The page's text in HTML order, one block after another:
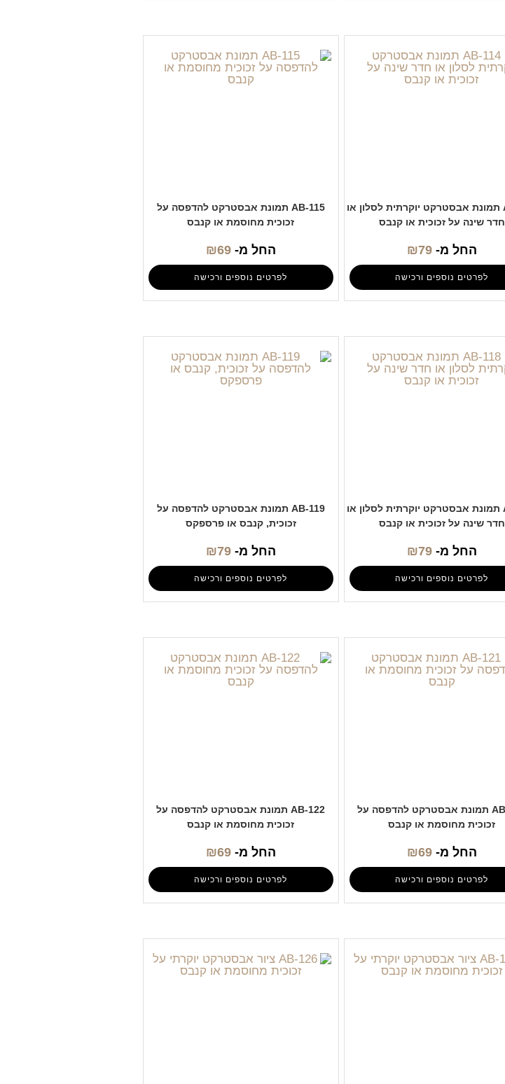
AB-114 תמונת אבסטרקט יוקרתית לסלון או
חדר שינה על זכוכית או קנבס
החל מ- ₪79
לפרטים נוספים ורכישה
AB-115 תמונת אבסטרקט להדפסה על
זכוכית מחוסמת או קנבס
החל מ- ₪69
לפרטים נוספים ורכישה
AB-118 תמונת אבסטרקט יוקרתית לסלון או
חדר שינה על זכוכית או קנבס
החל מ- ₪79
לפרטים נוספים ורכישה
AB-119 תמונת אבסטרקט להדפסה על
זכוכית, קנבס או פרספקס
החל מ- ₪79
לפרטים נוספים ורכישה
AB-121 תמונת אבסטרקט להדפסה על
זכוכית מחוסמת או קנבס
החל מ- ₪69
לפרטים נוספים ורכישה
AB-122 תמונת אבסטרקט להדפסה על
זכוכית מחוסמת או קנבס
החל מ- ₪69
לפרטים נוספים ורכישה